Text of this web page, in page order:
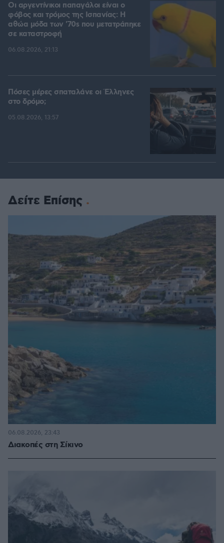
Οι αργεντίνικοι παπαγάλοι είναι ο
φόβος και τρόμος της Ισπανίας: Η
αθώα μόδα των '70s που μετατράπηκε
σε καταστροφή
06.08.2026, 21:13
Πόσες μέρες σπαταλάνε οι Έλληνες
στο δρόμο;
05.08.2026, 13:57
Δείτε Επίσης
Διακοπές στη Σίκινο
06.08.2026, 23:43